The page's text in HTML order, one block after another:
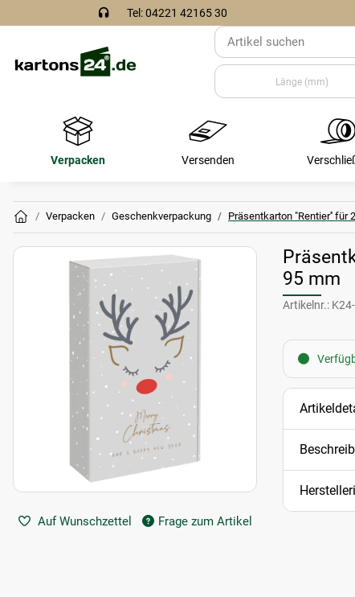
Tel: 04221 42165 30
Verpacken Versenden
Verpacken Geschenkverpackung Präsentkarton "Rentier'' für
Auf Wunschzettel Frage zum Artikel
95 mm
Artikelnr.: